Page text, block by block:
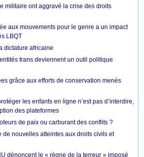
militaire ont aggravé la crise des droits
aux mouvements pour le genre a un impact
LBQT
dictature africaine
trans deviennent un outil politique
grâce aux efforts de conservation menés
les enfants en ligne n’est pas d’interdire,
des plateformes
de paix ou carburant des conflits ?
de nouvelles atteintes aux droits civils et
dénoncent le « règne de la terreur » imposé